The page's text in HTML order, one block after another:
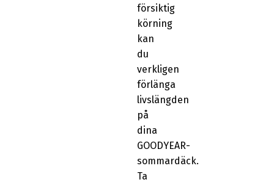
försiktig
körning
kan
du
verkligen
förlänga
livslängden
på
dina
GOODYEAR-
sommardäck.
Ta